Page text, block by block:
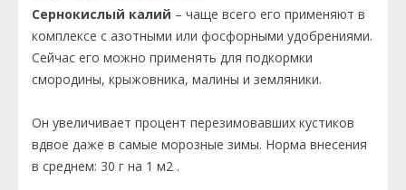
Сернокислый калий – чаще всего его применяют в
комплексе с азотными или фосфорными удобрениями.
Сейчас его можно применять для подкормки
смородины, крыжовника, малины и земляники.
Он увеличивает процент перезимовавших кустиков
вдвое даже в самые морозные зимы. Норма внесения
в среднем: 30 г на 1 м2 .